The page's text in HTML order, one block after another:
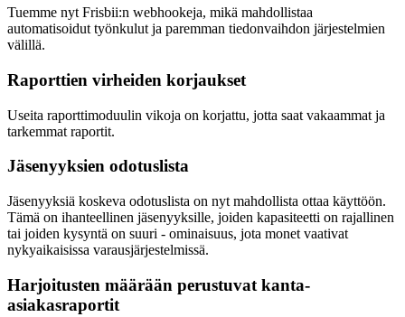
Tuemme nyt Frisbii:n webhookeja, mikä mahdollistaa
automatisoidut työnkulut ja paremman tiedonvaihdon järjestelmien
välillä.
Raporttien virheiden korjaukset
Useita raporttimoduulin vikoja on korjattu, jotta saat vakaammat ja
tarkemmat raportit.
Jäsenyyksien odotuslista
Jäsenyyksiä koskeva odotuslista on nyt mahdollista ottaa käyttöön.
Tämä on ihanteellinen jäsenyyksille, joiden kapasiteetti on rajallinen
tai joiden kysyntä on suuri - ominaisuus, jota monet vaativat
nykyaikaisissa varausjärjestelmissä.
Harjoitusten määrään perustuvat kanta-
asiakasraportit